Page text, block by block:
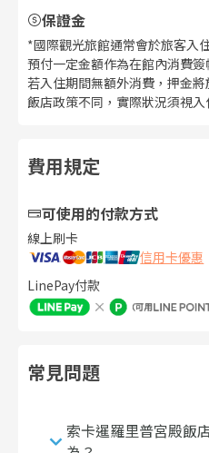
保證金
*國際觀光旅館通常會於旅客入
預付一定金額作為在館內消費簽
若入住期間無額外消費，押金
飯店政策不同，實際狀況須視
費用規定
可使用的付款方式
線上刷卡
信用卡優惠
LinePay付款
常見問題
索卡暹羅里普宮殿飯